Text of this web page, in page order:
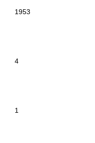
1953
4
1